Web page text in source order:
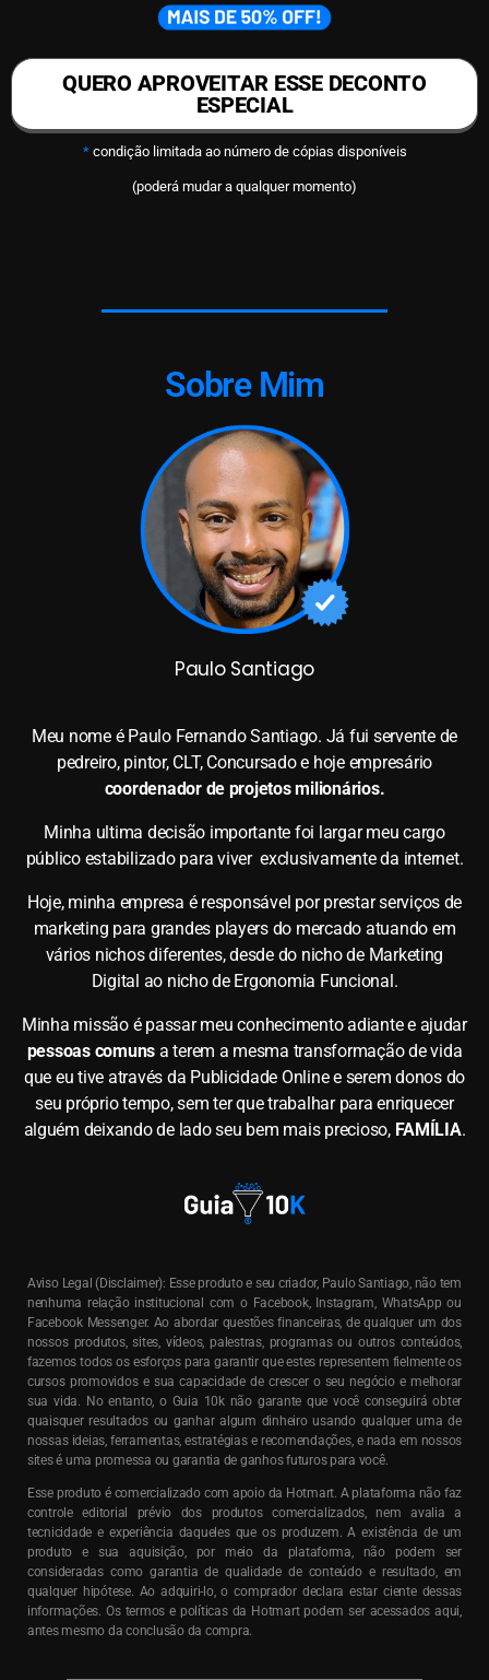
QUERO APROVEITAR ESSE DECONTO
ESPECIAL
*condição limitada ao número de cópias disponíveis
(poderá mudar a qualquer momento)
Sobre Mim
Paulo Santiago
Meu nome é Paulo Fernando Santiago. Já fui servente de
pedreiro, pintor, CLT, Concursado e hoje empresário
coordenador de projetos milionários.
Minha ultima decisão importante foi largar meu cargo
público estabilizado para viver exclusivamente da internet.
Hoje, minha empresa é responsável por prestar serviços de
marketing para grandes players do mercado atuando em
vários nichos diferentes, desde do nicho de Marketing
Digital ao nicho de Ergonomia Funcional.
Minha missão é passar meu conhecimento adiante e ajudar
pessoas comuns a terem a mesma transformação de vida
que eu tive através da Publicidade Online e serem donos do
seu próprio tempo, sem ter que trabalhar para enriquecer
alguém deixando de lado seu bem mais precioso, FAMÍLIA.
Aviso Legal (Disclaimer): Esse produto e seu criador, Paulo Santiago, não tem
nenhuma relação institucional com o Facebook, Instagram, WhatsApp ou
Facebook Messenger. Ao abordar questões financeiras, de qualquer um dos
nossos produtos, sites, vídeos, palestras, programas ou outros conteúdos,
fazemos todos os esforços para garantir que estes representem fielmente os
cursos promovidos e sua capacidade de crescer o seu negócio e melhorar
sua vida. No entanto, o Guia 10k não garante que você conseguirá obter
quaisquer resultados ou ganhar algum dinheiro usando qualquer uma de
nossas ideias, ferramentas, estratégias e recomendações, e nada em nossos
sites é uma promessa ou garantia de ganhos futuros para você.
Esse produto é comercializado com apoio da Hotmart. A plataforma não faz
controle editorial prévio dos produtos comercializados, nem avalia a
tecnicidade e experiência daqueles que os produzem. A existência de um
produto e sua aquisição, por meio da plataforma, não podem ser
consideradas como garantia de qualidade de conteúdo e resultado, em
qualquer hipótese. Ao adquiri-lo, o comprador declara estar ciente dessas
informações. Os termos e políticas da Hotmart podem ser acessados aqui,
antes mesmo da conclusão da compra.